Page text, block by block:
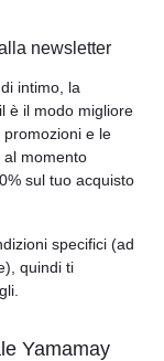
newsletter
intimo, la
è il modo migliore
e le
al momento
sul tuo acquisto
specifici (ad
quindi ti
Yamamay